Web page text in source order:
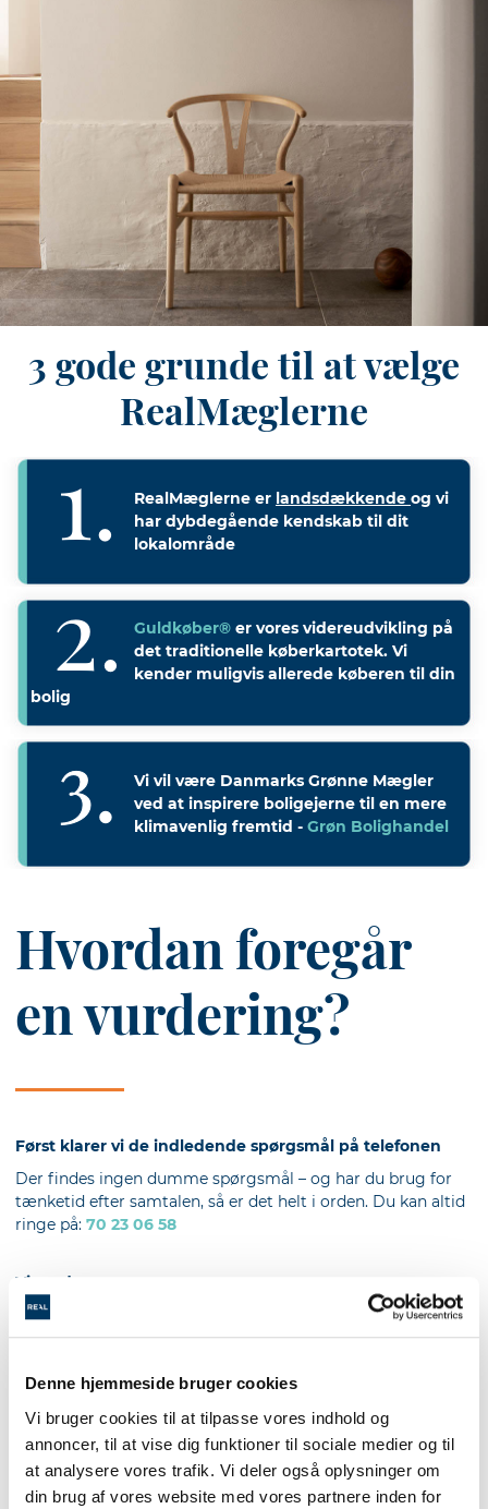
Denne hjemmeside bruger cookies
Vi bruger cookies til at tilpasse vores indhold og
annoncer, til at vise dig funktioner til sociale medier og til
at analysere vores trafik. Vi deler også oplysninger om
din brug af vores website med vores partnere inden for
3 gode grunde til at vælge
RealMæglerne
RealMæglerne er landsdækkende og vi
har dybdegående kendskab til dit
lokalområde
Guldkøber® er vores videreudvikling på
det traditionelle køberkartotek. Vi
kender muligvis allerede køberen til din
bolig
Vi vil være Danmarks Grønne Mægler
ved at inspirere boligejerne til en mere
klimavenlig fremtid - Grøn Bolighandel
Hvordan foregår
en vurdering?
Først klarer vi de indledende spørgsmål på telefonen
Der findes ingen dumme spørgsmål – og har du brug for
tænketid efter samtalen, så er det helt i orden. Du kan altid
ringe på: 70 23 06 58
Vi mødes
Sammen kan I planlægge et møde, hvor din mægler kan
besigtige boligen fysisk. Det tager omkring en halv til en
Vurderingen
Efter vi har gået din bolig igennem, giver mægleren sin
professionelle vurdering af dit hus, lejlighed eller anden
bolig.